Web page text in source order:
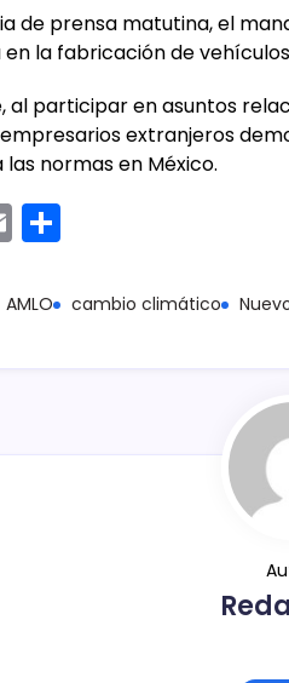
de prensa matutina, el
en la fabricación de
al participar en asuntos
extranjeros
normas en México.
E
m
ai m
AMLO cambio climático